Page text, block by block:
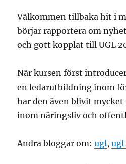
Välkommen tillbaka hit i
börjar rapportera om
och gott kopplat till UGL
När kursen först
en ledarutbildning inom
har den även blivit
inom näringsliv och
Andra bloggar om:ugl,ugl